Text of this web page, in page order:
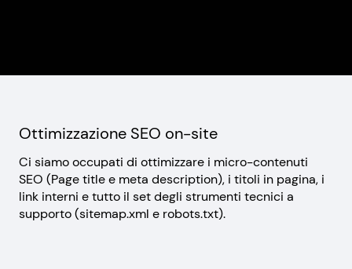
Ottimizzazione SEO on-site
Ci siamo occupati di ottimizzare i micro-contenuti
SEO (Page title e meta description), i titoli in pagina, i
link interni e tutto il set degli strumenti tecnici a
supporto (sitemap.xml e robots.txt).